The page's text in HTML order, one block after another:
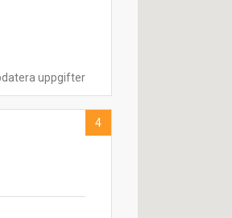
uppgifter
4